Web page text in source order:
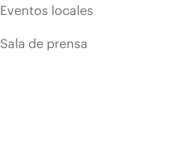
Eventos locales
Sala de prensa